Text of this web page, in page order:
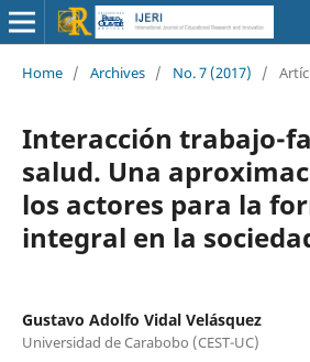
Home / Archives / No. 7 (2017) /
Interacción trabajo-
salud. Una
los actores para la
integral en la
Gustavo Adolfo Vidal Velásquez
Universidad de Carabobo (CEST-UC)